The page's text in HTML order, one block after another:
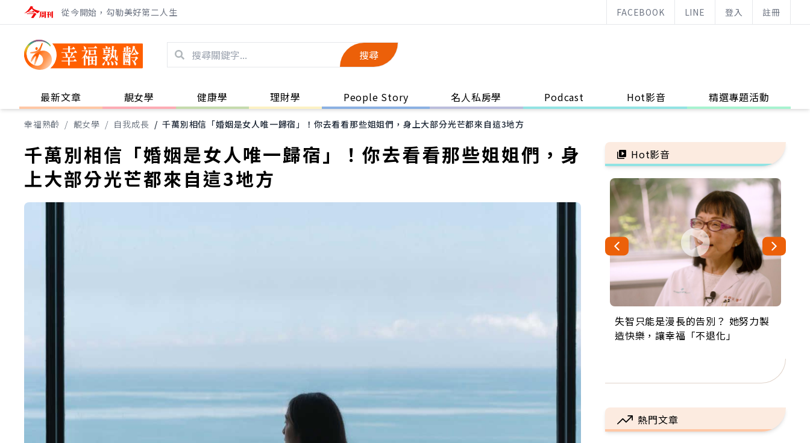
從今開始，勾勒美好第二人生 FACEBOOK LINE 登入 註冊
搜尋
最新文章 靚女學 健康學 理財學 People Story 名人私房學 Podcast Hot影音 精選專題活動
幸福熟齡 / 靚女學 / 自我成長 / 千萬別相信「婚姻是女人唯一歸宿」！你去看看那些姐姐們，身上大部分光芒都來自這3地方
千萬別相信「婚姻是女人唯一歸宿」！你去看看那些姐姐們，身
上大部分光芒都來自這3地方
Hot影音
失智只能是漫長的告別？ 她努力製
造快樂，讓幸福「不退化」
來自剛果的巧克力神父 為台灣奉獻
36年 「台灣是我的家，我連作夢都
63歲卸矽谷副總、搬回台灣找快
樂！「蛋黃哥小丑」走進安養院，
104歲打破金氏世界紀錄 成為全球
最年長羽球選手，分享長壽的秘密
事業巔峰他選擇追夢…黑手阿伯拉
小提琴還登上小巨蛋！連CNN都大
熱門文章